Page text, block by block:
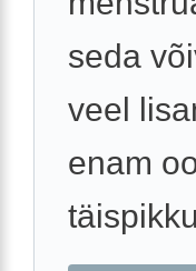
seda
veel
enam